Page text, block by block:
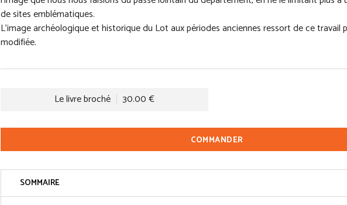
de sites emblématiques.
L’image archéologique et historique du Lot aux périodes anciennes ressort de ce travail
modifiée.
Le livre broché 30.00 €
COMMANDER
SOMMAIRE